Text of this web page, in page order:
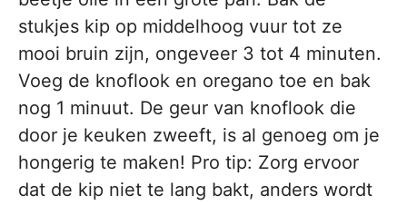
stukjes kip op middelhoog vuur tot ze
mooi bruin zijn, ongeveer 3 tot 4 minuten.
Voeg de knoflook en oregano toe en bak
nog 1 minuut. De geur van knoflook die
door je keuken zweeft, is al genoeg om je
hongerig te maken! Pro tip: Zorg ervoor
dat de kip niet te lang bakt, anders wordt